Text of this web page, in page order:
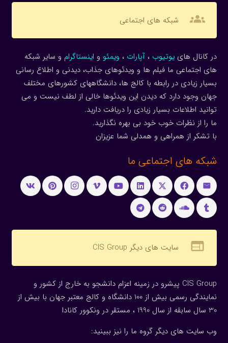
groups شبکه های اجتماعی
در کانال هاییوتیوب ، آپارات ، ویمئو و اینستاگرام و سایر شبکه
های اجتماعی ما فیلم ها و ویدئوهای جذاب، دیدنی و اطلاع رسانی
بسیار زیادی در رابطه با کالج ها، دانشگاههای کشورهای مختلف
جهان وجود دارد که دیدن این ویدئوها خالی از لطف نیست و می
توانید اطلاعات بسیار زیادی را دریافت دارید.
ما را از نظرات خوب خود بی بهره نگذارید.
با تشکر از همراهی و همدلی شما عزیزان
شبکه های اجتماعی ما
web سایت های دیگر CIS Group
CIS Group پیشرو در زمینه اعزام دانشجو به خارج از کشور و
نمایندگی رسمی بیش از 100 دانشگاه و کالج معتبر جهان با بیش از
30 سال سابقه از سال 1990 ، مستقر در ونکوور کانادا
وب سایت های دیگر گروه ما را نیز ببینید: